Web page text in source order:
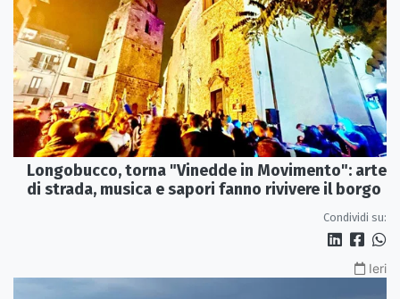
Longobucco, torna "Vinedde in Movimento": arte
di strada, musica e sapori fanno rivivere il borgo
Condividi su:
Ieri